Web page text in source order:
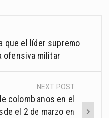
que el líder supremo
ofensiva militar
NEXT POST
colombianos en el
el 2 de marzo en